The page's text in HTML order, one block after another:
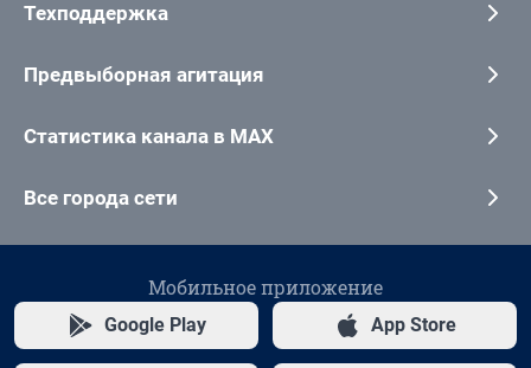
Техподдержка
Предвыборная агитация
Статистика канала в MAX
Все города сети
Мобильное приложение
Google Play App Store